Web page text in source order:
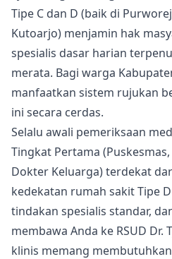
Tipe C dan D (baik di
Kutoarjo) menjamin hak
spesialis dasar harian
merata. Bagi warga
manfaatkan sistem rujukan
ini secara cerdas.
Selalu awali pemeriksaan
Tingkat Pertama
Dokter Keluarga) terdekat
kedekatan rumah sakit Tipe
tindakan spesialis standar,
membawa Anda ke RSUD
klinis memang